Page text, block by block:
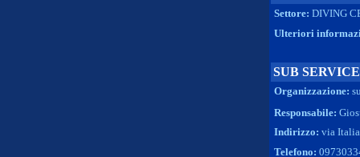
Settore: DIVING
Ulteriori
SUB
Organizzazione:
Responsabile:
Indirizzo: via Italia
Telefono: